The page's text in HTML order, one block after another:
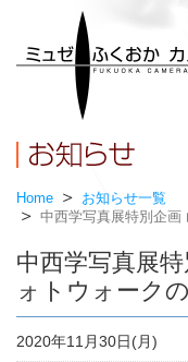
Home
お知らせ一覧
中西学写真展特別企画
中西学写真展
ォトウォーク
2020年11月30日(月)